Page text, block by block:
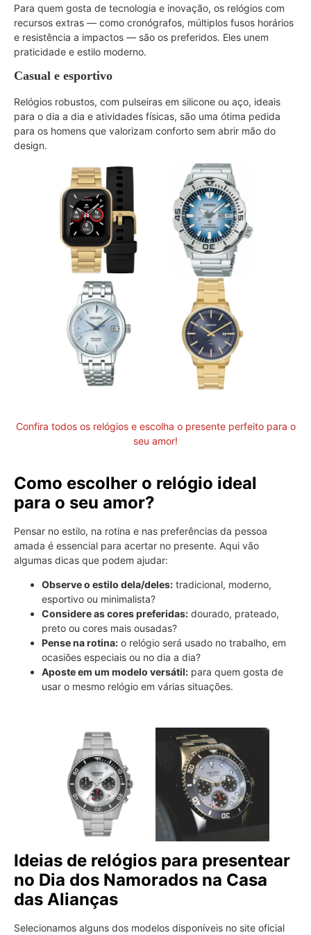
Para quem gosta de tecnologia e inovação, os relógios com
recursos extras — como cronógrafos, múltiplos fusos horários
e resistência a impactos — são os preferidos. Eles unem
praticidade e estilo moderno.
Casual e esportivo
Relógios robustos, com pulseiras em silicone ou aço, ideais
para o dia a dia e atividades físicas, são uma ótima pedida
para os homens que valorizam conforto sem abrir mão do
design.
Confira todos os relógios e escolha o presente perfeito para o
seu amor!
Como escolher o relógio ideal
para o seu amor?
Pensar no estilo, na rotina e nas preferências da pessoa
amada é essencial para acertar no presente. Aqui vão
algumas dicas que podem ajudar:
Observe o estilo dela/deles: tradicional, moderno,
esportivo ou minimalista?
Considere as cores preferidas: dourado, prateado,
preto ou cores mais ousadas?
Pense na rotina: o relógio será usado no trabalho, em
ocasiões especiais ou no dia a dia?
Aposte em um modelo versátil: para quem gosta de
usar o mesmo relógio em várias situações.
Ideias de relógios para presentear
no Dia dos Namorados na Casa
das Alianças
Selecionamos alguns dos modelos disponíveis no site oficial